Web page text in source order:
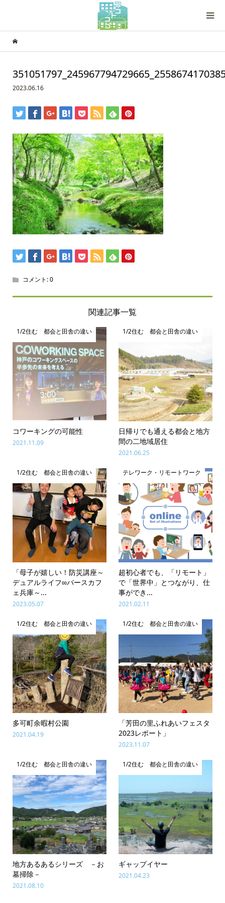
2023.06.16
コメント:0
関連記事一覧
1/2住む 都会と田舎の違い
コワーキングの可能性
2021.11.09
1/2住む 都会と田舎の違い
日帰りでも通える都会と地方
間の二地域居住
2021.06.25
1/2住む 都会と田舎の違い
「母子が嬉しい！防災講座～
デュアルライフ∞バースカフ
ェ兵庫～...
2023.05.07
テレワーク・リモートワーク
超初心者でも、「リモート」
で「世界中」とつながり、仕
事ができ...
2021.02.11
1/2住む 都会と田舎の違い
多可町余暇村公園
2021.04.19
1/2住む 都会と田舎の違い
「芳田の里ふれあいフェスタ
2023レポート」
2023.11.07
1/2住む 都会と田舎の違い
地方あるあるシリーズ －お
墓掃除－
2021.08.10
1/2住む 都会と田舎の違い
ギャップイヤー
2021.04.23